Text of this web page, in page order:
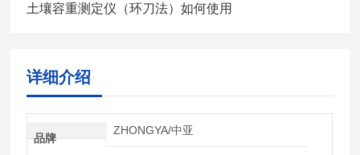
土壤容重测定仪（环刀法）如何使用
详细介绍
品牌
ZHONGYA/中亚